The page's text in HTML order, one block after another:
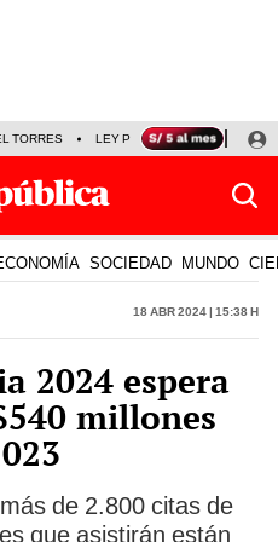
TORRES LEY PULPÍN PRECIO DEL
SOCIEDAD MUNDO
18 Abr 2024 | 15:38 h
2024 espera
millones
de 2.800 citas de
que asistirán están